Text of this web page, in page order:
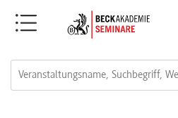
Menü